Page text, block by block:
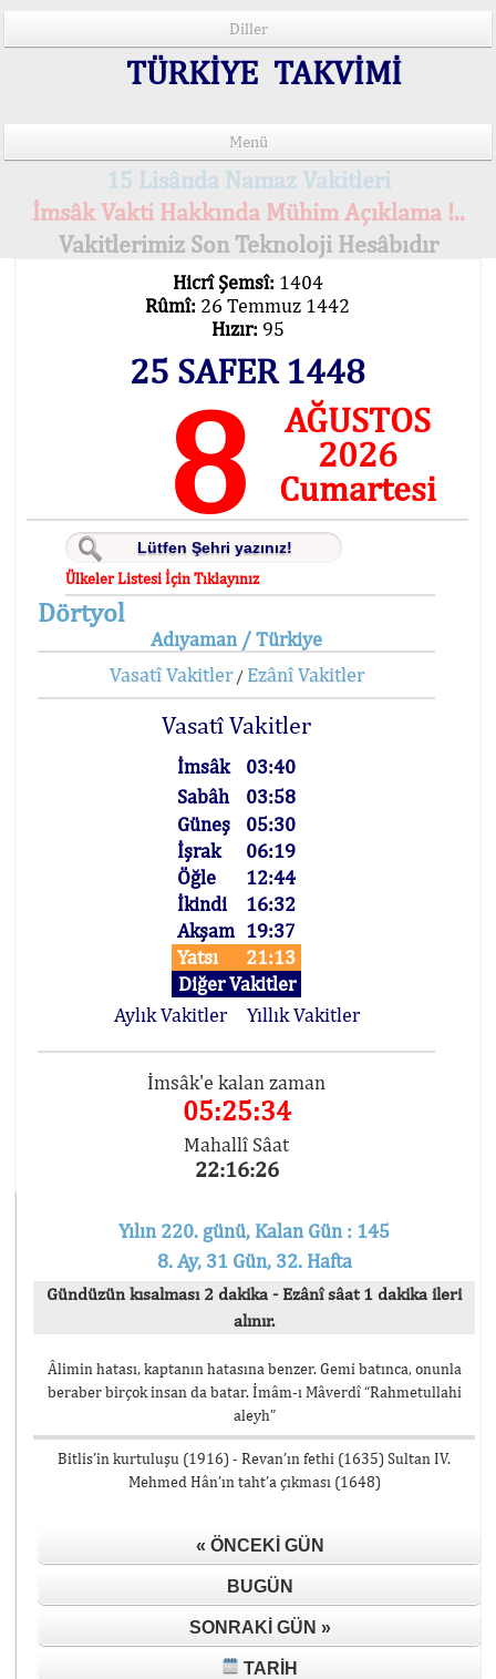
Diller
TÜRKİYE TAKVİMİ
Menü
15 Lisânda Namaz Vakitleri
İmsâk Vakti Hakkında Mühim Açıklama !..
Vakitlerimiz Son Teknoloji Hesâbıdır
Hicrî Şemsî: 1404
Rûmî: 26 Temmuz 1442
Hızır: 95
25 SAFER 1448
8
AĞUSTOS
2026
Cumartesi
Ülkeler Listesi İçin Tıklayınız
Dörtyol
Adıyaman / Türkiye
Vasatî Vakitler/ Ezânî Vakitler
Vasatî Vakitler
İmsâk
03:40
Sabâh
03:58
Güneş
05:30
İşrak
06:19
Öğle
12:44
İkindi
16:32
Akşam 19:37
Yatsı
21:13
Diğer Vakitler
Aylık Vakitler
Yıllık Vakitler
İmsâk'e kalan zaman
05:25:34
Mahallî Sâat
22:16:26
Yılın 220. günü, Kalan Gün : 145
8. Ay, 31 Gün, 32. Hafta
Gündüzün kısalması 2 dakika - Ezânî sâat 1 dakika ileri
alınır.
Âlimin hatası, kaptanın hatasına benzer. Gemi batınca, onunla
beraber birçok insan da batar. İmâm-ı Mâverdî “Rahmetullahi
aleyh”
Bitlis’in kurtuluşu (1916) - Revan’ın fethi (1635) Sultan IV.
Mehmed Hân’ın taht’a çıkması (1648)
« ÖNCEKI GÜN
BUGÜN
SONRAKI GÜN »
TARIH